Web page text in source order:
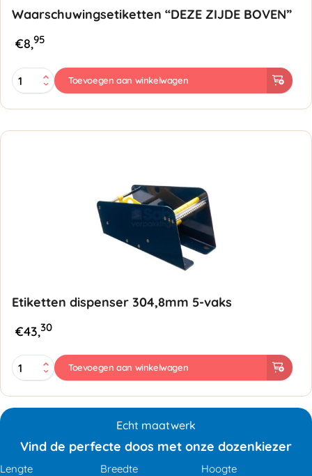
Waarschuwingsetiketten “DEZE ZIJDE BOVEN”
€8,95
Waarschuwingsetiketten
"DEZE
BOVEN"
aantal
Toevoegen aan winkelwagen
Etiketten dispenser 304,8mm 5-vaks
€43,30
Etiketten
dispenser
5-
Toevoegen aan winkelwagen
Echt maatwerk
Vind de perfecte doos met onze dozenkiezer
Lengte Breedte Hoogte